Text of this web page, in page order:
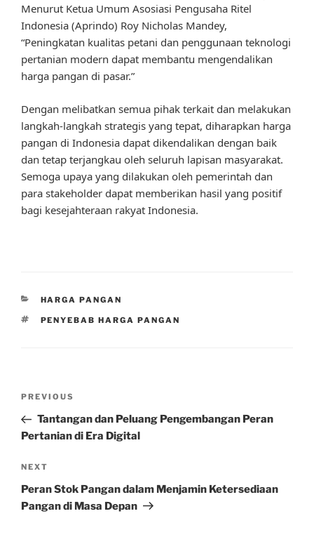
Menurut Ketua Umum Asosiasi Pengusaha Ritel
Indonesia (Aprindo) Roy Nicholas Mandey,
“Peningkatan kualitas petani dan penggunaan teknologi
pertanian modern dapat membantu mengendalikan
harga pangan di pasar.”
Dengan melibatkan semua pihak terkait dan melakukan
langkah-langkah strategis yang tepat, diharapkan harga
pangan di Indonesia dapat dikendalikan dengan baik
dan tetap terjangkau oleh seluruh lapisan masyarakat.
Semoga upaya yang dilakukan oleh pemerintah dan
para stakeholder dapat memberikan hasil yang positif
bagi kesejahteraan rakyat Indonesia.
CATEGORIES
HARGA PANGAN
TAGS
PENYEBAB HARGA PANGAN
Previous
Post
PREVIOUS
Tantangan dan Peluang Pengembangan Peran
Pertanian di Era Digital
Next
Post
NEXT
Peran Stok Pangan dalam Menjamin Ketersediaan
Pangan di Masa Depan